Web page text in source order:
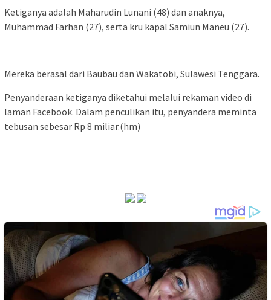
Ketiganya adalah Maharudin Lunani (48) dan anaknya,
Muhammad Farhan (27), serta kru kapal Samiun Maneu (27).
Mereka berasal dari Baubau dan Wakatobi, Sulawesi Tenggara.
Penyanderaan ketiganya diketahui melalui rekaman video di
laman Facebook. Dalam penculikan itu, penyandera meminta
tebusan sebesar Rp 8 miliar.(hm)